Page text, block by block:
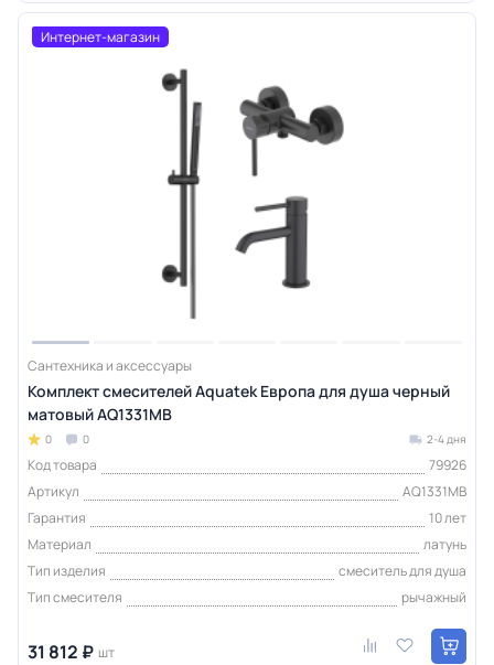
Интернет-магазин
Сантехника и аксессуары
Комплект смесителей Aquatek Европа для душа черный
матовый AQ1331MB
0 0 2-4 дня
Код товара
79926
Артикул
AQ1331MB
Гарантия
10 лет
Материал
латунь
Тип изделия
смеситель для душа
Тип смесителя
рычажный
31 812 ₽ шт